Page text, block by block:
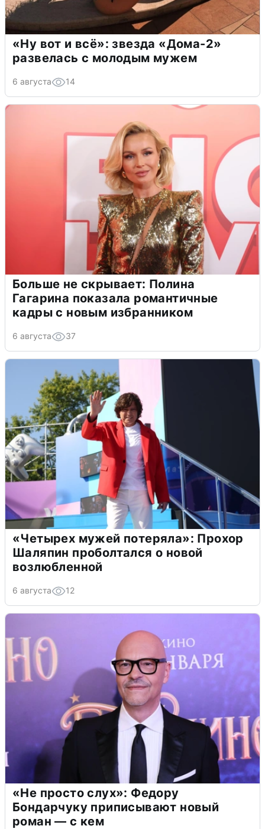
«Ну вот и всё»: звезда «Дома-2»
развелась с молодым мужем
6 августа 14
Больше не скрывает: Полина
Гагарина показала романтичные
кадры с новым избранником
6 августа 37
«Четырех мужей потеряла»: Прохор
Шаляпин проболтался о новой
возлюбленной
6 августа 12
«Не просто слух»: Федору
Бондарчуку приписывают новый
роман — с кем